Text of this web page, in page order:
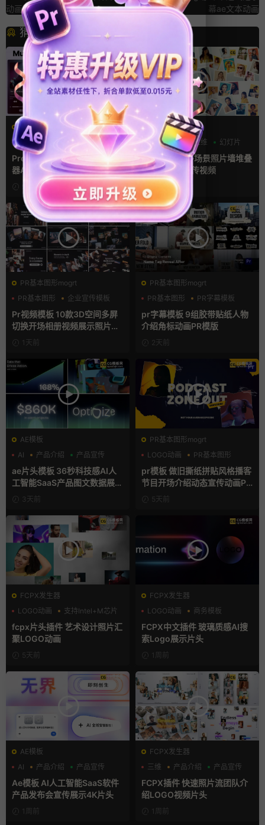
动画ae文字特效
幕ae文本动画
猜你喜欢
PR基本图形mogrt
PR基本图形
UI 手机
Premiere模板 手机音乐播放
器App软件界面UI进度条动画
视频样机pr模版
9小时前
AE模板
LOGO动画
三维 幻灯片
ae相册模板 多场景照片墙堆叠
画廊幻灯片宣传视频
10小时前
PR基本图形mogrt
PR基本图形
企业宣传模板
幻灯片
Pr视频模板 10款3D空间多屏
切换开场相册视频展示照片墙
pr模板
1天前
PR基本图形mogrt
PR基本图形
PR字幕模板
人物介绍
pr字幕模板 9组胶带贴纸人物
介绍角标动画PR模版
2天前
AE模板
AI
产品介绍 产品宣传
ae片头模板 36秒科技感AI人
工智能SaaS产品图文数据展示
宣传视频AE模板
3天前
PR基本图形mogrt
LOGO动画
PR基本图形
复古风
pr模板 做旧撕纸拼贴风格播客
节目开场介绍动态宣传动画PR
模版5天前
FCPX发生器
LOGO动画
支持Intel+M芯片
汇聚
fcpx片头插件 艺术设计照片汇
聚LOGO动画
5天前
FCPX发生器
LOGO动画
商务模板
支持Intel+M芯片
FCPX中文插件 玻璃质感AI搜
索Logo展示片头
1周前
AE模板
AI
产品介绍 产品宣传
Ae模板 AI人工智能SaaS软件
产品发布会宣传展示4K片头
1周前
FCPX发生器
三维
产品介绍 产品宣传
FCPX插件 快速照片流团队介
绍LOGO视频片头
1周前